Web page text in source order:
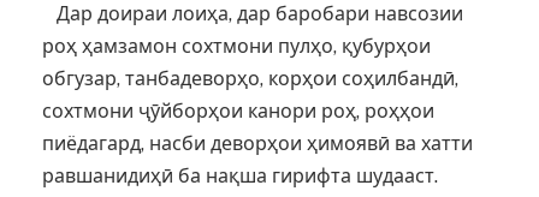
Дар доираи лоиҳа, дар баробари навсозии
роҳ ҳамзамон сохтмони пулҳо, қубурҳои
обгузар, танбадеворҳо, корҳои соҳилбандӣ,
сохтмони ҷӯйборҳои канори роҳ, роҳҳои
пиёдагард, насби деворҳои ҳимоявӣ ва хатти
равшанидиҳӣ ба нақша гирифта шудааст.